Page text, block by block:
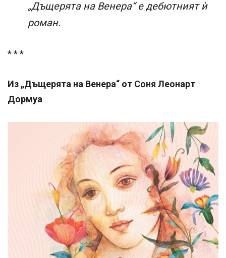
„Дъщерята на Венера“ е дебютният ѝ
роман.
* * *
Из „Дъщерята на Венера“ от Соня Леонарт
Дормуа